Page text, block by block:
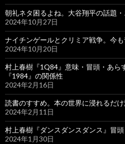
朝礼ネタ困るよね。大谷翔平の話題
2024年10月27日
ナイチンゲールとクリミア戦争。今
2024年10月20日
村上春樹『1Q84』意味・冒頭・あら
『1984』の関係性
2024年2月16日
読書のすすめ。本の世界に浸れるだけ
2024年2月11日
村上春樹『ダンスダンスダンス』冒
2024年1月30日